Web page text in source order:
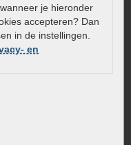
je hieronder
accepteren? Dan
in de instellingen.
en